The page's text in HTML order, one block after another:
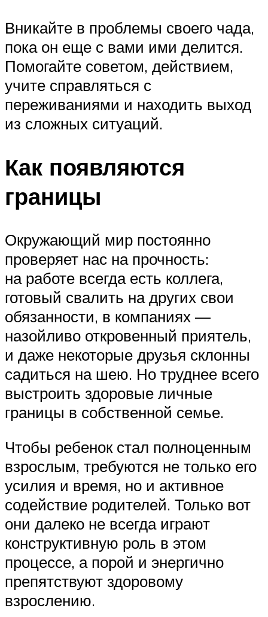
Вникайте в проблемы своего чада,
пока он еще с вами ими делится.
Помогайте советом, действием,
учите справляться с
переживаниями и находить выход
из сложных ситуаций.
Как появляются
границы
Окружающий мир постоянно
проверяет нас на прочность:
на работе всегда есть коллега,
готовый свалить на других свои
обязанности, в компаниях —
назойливо откровенный приятель,
и даже некоторые друзья склонны
садиться на шею. Но труднее всего
выстроить здоровые личные
границы в собственной семье.
Чтобы ребенок стал полноценным
взрослым, требуются не только его
усилия и время, но и активное
содействие родителей. Только вот
они далеко не всегда играют
конструктивную роль в этом
процессе, а порой и энергично
препятствуют здоровому
взрослению.